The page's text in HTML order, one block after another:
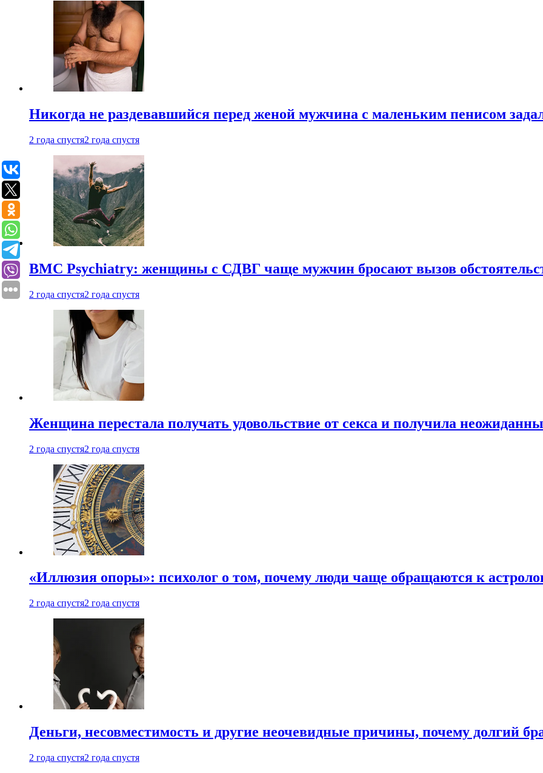
Никогда не раздевавшийся перед женой мужчина с маленьким пенисом
2 года спустя2 года спустя
BMC Psychiatry: женщины с СДВГ чаще мужчин бросают вызов
2 года спустя2 года спустя
Женщина перестала получать удовольствие от секса и получила
2 года спустя2 года спустя
«Иллюзия опоры»: психолог о том, почему люди чаще обращаются к
2 года спустя2 года спустя
Деньги, несовместимость и другие неочевидные причины, почему долгий
2 года спустя2 года спустя